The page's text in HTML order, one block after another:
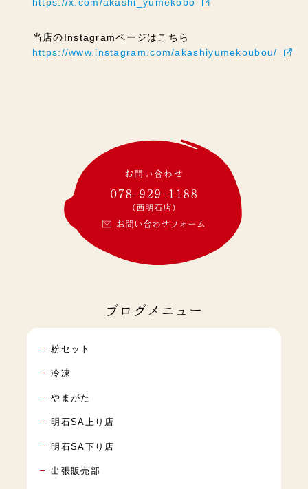
当店のInstagramページはこちら
https://www.instagram.com/akashiyumekoubou/
お問い合わせ
078-929-1188
(西明石店)
お問い合わせフォーム
ブログメニュー
粉セット
冷凍
やまがた
明石SA上り店
明石SA下り店
出張販売部